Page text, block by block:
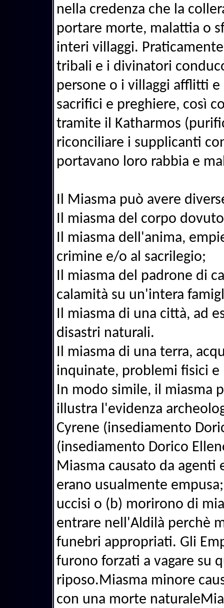
nella credenza che la
portare morte, malattia o
interi villaggi.
tribali e i divinatori
persone o i villaggi afflitti
sacrifici e preghiere, così
tramite il Katharmos
riconciliare i supplicanti
portavano loro rabbia e
Il Miasma può avere
Il miasma del corpo
Il miasma dell'anima,
crimine e/o al sacrilegio;
Il miasma del padrone di
calamità su un'intera
Il miasma di una città, ad
disastri naturali.
Il miasma di una terra,
inquinate, problemi fisici
In modo simile, il miasma
illustra l'evidenza
Cyrene (insediamento
(insediamento Dorico
Miasma causato da
erano usualmente
uccisi o (b) morirono di
entrare nell'Aldilà perchè
funebri appropriati. Gli
furono forzati a vagare su
riposo.Miasma minore
con una morte